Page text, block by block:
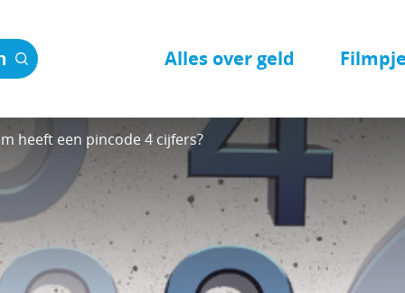
Alles over geld
heeft een pincode 4 cijfers?